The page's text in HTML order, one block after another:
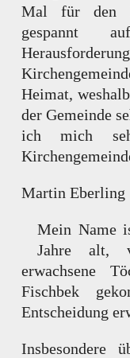
Mal für den
gespannt
Heimat,
der Gemeinde
ich mich
Martin Eberling
Mein Name
Jahre alt,
erwachsene
Fischbek
Entscheidung
Insbesondere